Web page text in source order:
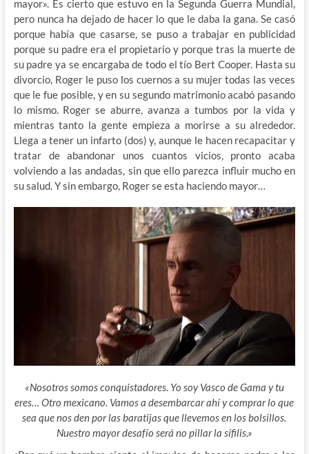
mayor». Es cierto que estuvo en la Segunda Guerra Mundial,
pero nunca ha dejado de hacer lo que le daba la gana. Se casó
porque había que casarse, se puso a trabajar en publicidad
porque su padre era el propietario y porque tras la muerte de
su padre ya se encargaba de todo el tío Bert Cooper. Hasta su
divorcio, Roger le puso los cuernos a su mujer todas las veces
que le fue posible, y en su segundo matrimonio acabó pasando
lo mismo. Roger se aburre, avanza a tumbos por la vida y
mientras tanto la gente empieza a morirse a su alrededor.
Llega a tener un infarto (dos) y, aunque le hacen recapacitar y
tratar de abandonar unos cuantos vicios, pronto acaba
volviendo a las andadas, sin que ello parezca influir mucho en
su salud. Y sin embargo, Roger se esta haciendo mayor…
«Nosotros somos conquistadores. Yo soy Vasco de Gama y tu
eres… Otro mexicano. Vamos a desembarcar ahí y comprar lo que
sea que nos den por las baratijas que llevemos en los bolsillos.
Nuestro mayor desafío será no pillar la sífilis.»